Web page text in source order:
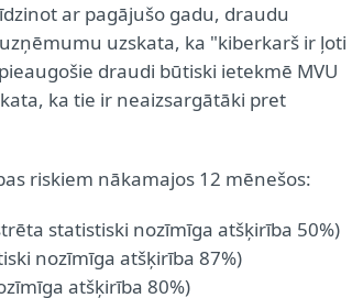
ar pagājušo gadu, draudu
uzskata, ka "kiberkarš ir ļoti
draudi būtiski ietekmē MVU
ka tie ir neaizsargātāki pret
riskiem nākamajos 12 mēnešos:
statistiski nozīmīga atšķirība 50%)
nozīmīga atšķirība 87%)
atšķirība 80%)